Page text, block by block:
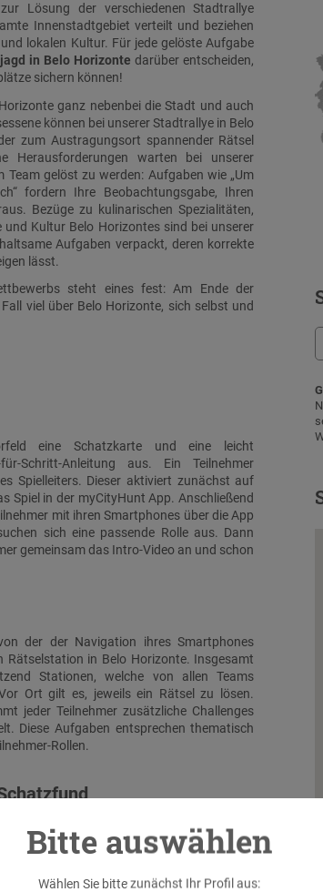
Lösung der verschiedenen Stadtrallye
Innenstadtgebiet verteilt und beziehen
lokalen Kultur. Für jede gelöste Aufgabe
in Belo Horizonte darüber entscheiden,
sichern können!
ganz nebenbei die Stadt und auch
können bei unserer Stadtrallye in Belo
zum Austragungsort spannender Rätsel
Herausforderungen warten bei unserer
Team gelöst zu werden: Aufgaben wie „Um
fordern Ihre Beobachtungsgabe, Ihren
Bezüge zu kulinarischen Spezialitäten,
Kultur Belo Horizontes sind bei unserer
Aufgaben verpackt, deren korrekte
lässt.
steht eines fest: Am Ende der
viel über Belo Horizonte, sich selbst und
eine Schatzkarte und eine leicht
Schritt-Anleitung aus. Ein Teilnehmer
Spielleiters. Dieser aktiviert zunächst auf
Spiel in der myCityHunt App. Anschließend
mit ihren Smartphones über die App
sich eine passende Rolle aus. Dann
gemeinsam das Intro-Video an und schon
der der Navigation ihres Smartphones
Rätselstation in Belo Horizonte. Insgesamt
Stationen, welche von allen Teams
Ort gilt es, jeweils ein Rätsel zu lösen.
jeder Teilnehmer zusätzliche Challenges
Diese Aufgaben entsprechen thematisch
Rollen.
Teams wieder aufeinander. Beim großen
noch einmal alles geben, um durch
der Lösungen der aufeinander
den virtuellen Schatz zu bergen...
Bitte auswählen
Wählen Sie bitte zunächst Ihr Profil aus: